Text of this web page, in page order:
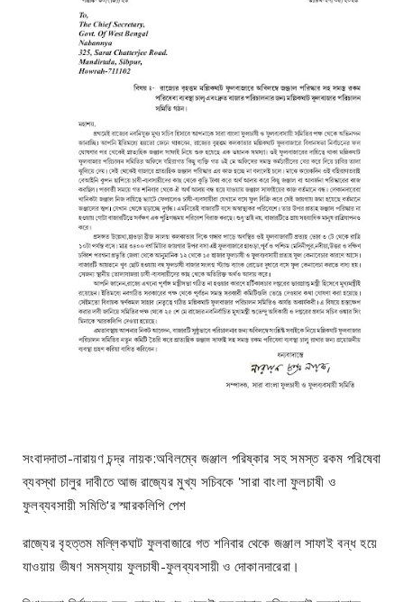
সংবাদদাতা-নারায়ণ চন্দ্র নায়ক:অবিলম্বে জঞ্জাল পরিষ্কার সহ সমস্ত রকম পরিষেবা
ব্যবস্থা চালুর দাবীতে আজ রাজ্যের মুখ্য সচিবকে 'সারা বাংলা ফুলচাষী ও
ফুলব্যবসায়ী সমিতি'র স্মারকলিপি পেশ
রাজ্যের বৃহত্তম মল্লিকঘাট ফুলবাজারে গত শনিবার থেকে জঞ্জাল সাফাই বন্ধ হয়ে
যাওয়ায় ভীষণ সমস্যায় ফুলচাষী-ফুলব্যবসায়ী ও দোকানদারেরা।